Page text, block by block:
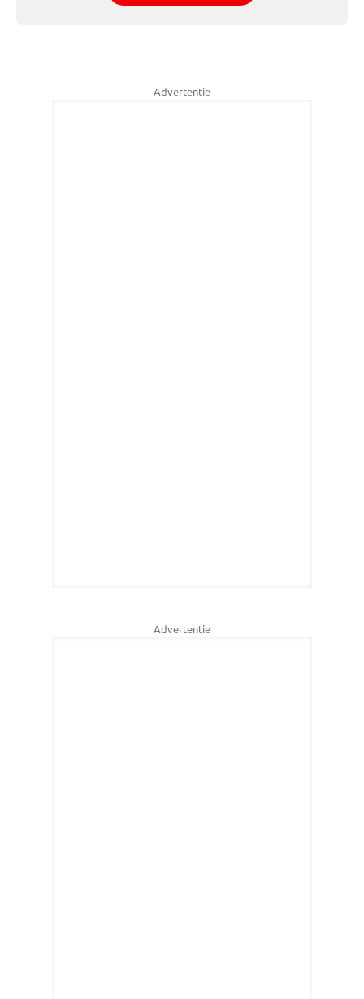
Advertentie
Advertentie